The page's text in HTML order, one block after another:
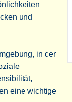
und
in der
eine wichtige